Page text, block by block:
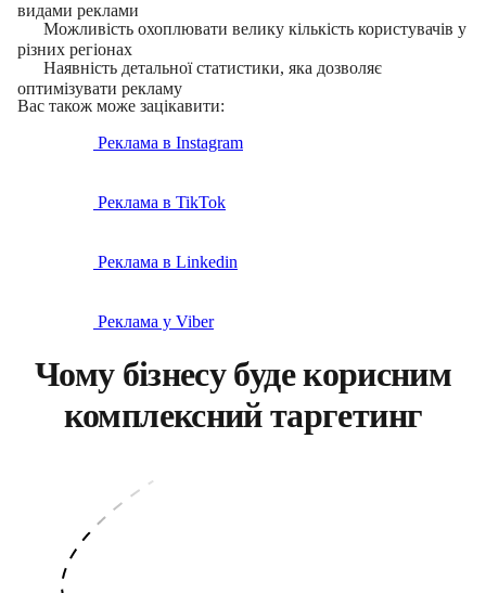
видами реклами
Можливість охоплювати велику кількість користувачів у
різних регіонах
Наявність детальної статистики, яка дозволяє
оптимізувати рекламу
Вас також може зацікавити:
Реклама в Instagram
Реклама в TikTok
Реклама в Linkedin
Реклама у Viber
Чому бізнесу буде корисним
комплексний таргетинг